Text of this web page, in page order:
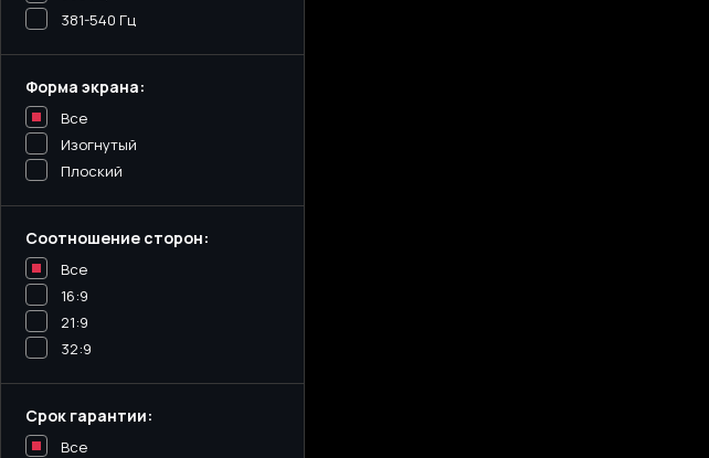
381-540 Гц
Форма экрана:
Все
Изогнутый
Плоский
Соотношение сторон:
Все
16:9
21:9
32:9
Срок гарантии:
Все